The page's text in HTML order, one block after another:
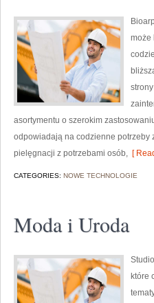
może
asortymentu o szerokim
odpowiadają na codzienne potrzeby
pielęgnacji z potrzebami osób, [
CATEGORIES: NOWE TECHNOLOGIE
Moda i Uroda
które